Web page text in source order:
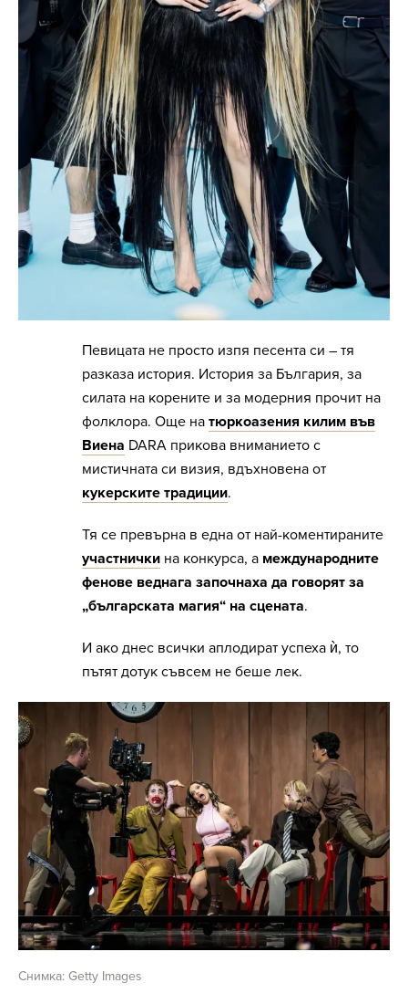
Певицата не просто изпя песента си – тя
разказа история. История за България, за
силата на корените и за модерния прочит на
фолклора. Още на тюркоазения килим във
Виена DARA прикова вниманието с
мистичната си визия, вдъхновена от
кукерските традиции.
Тя се превърна в една от най-коментираните
участнички на конкурса, а международните
фенове веднага започнаха да говорят за
„българската магия“ на сцената.
И ако днес всички аплодират успеха ѝ, то
пътят дотук съвсем не беше лек.
Снимка: Getty Images